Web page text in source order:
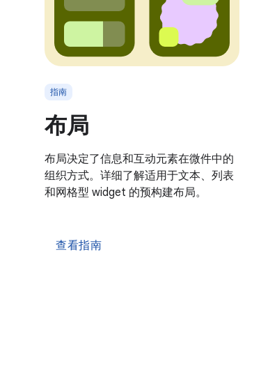
指南
布局
布局决定了信息和互动元素在微件中的
组织方式。详细了解适用于文本、列表
和网格型 widget 的预构建布局。
查看指南